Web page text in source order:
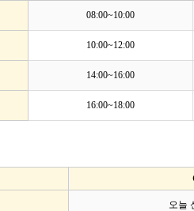
08:00~10:00
10:00~12:00
14:00~16:00
16:00~18:00
오늘